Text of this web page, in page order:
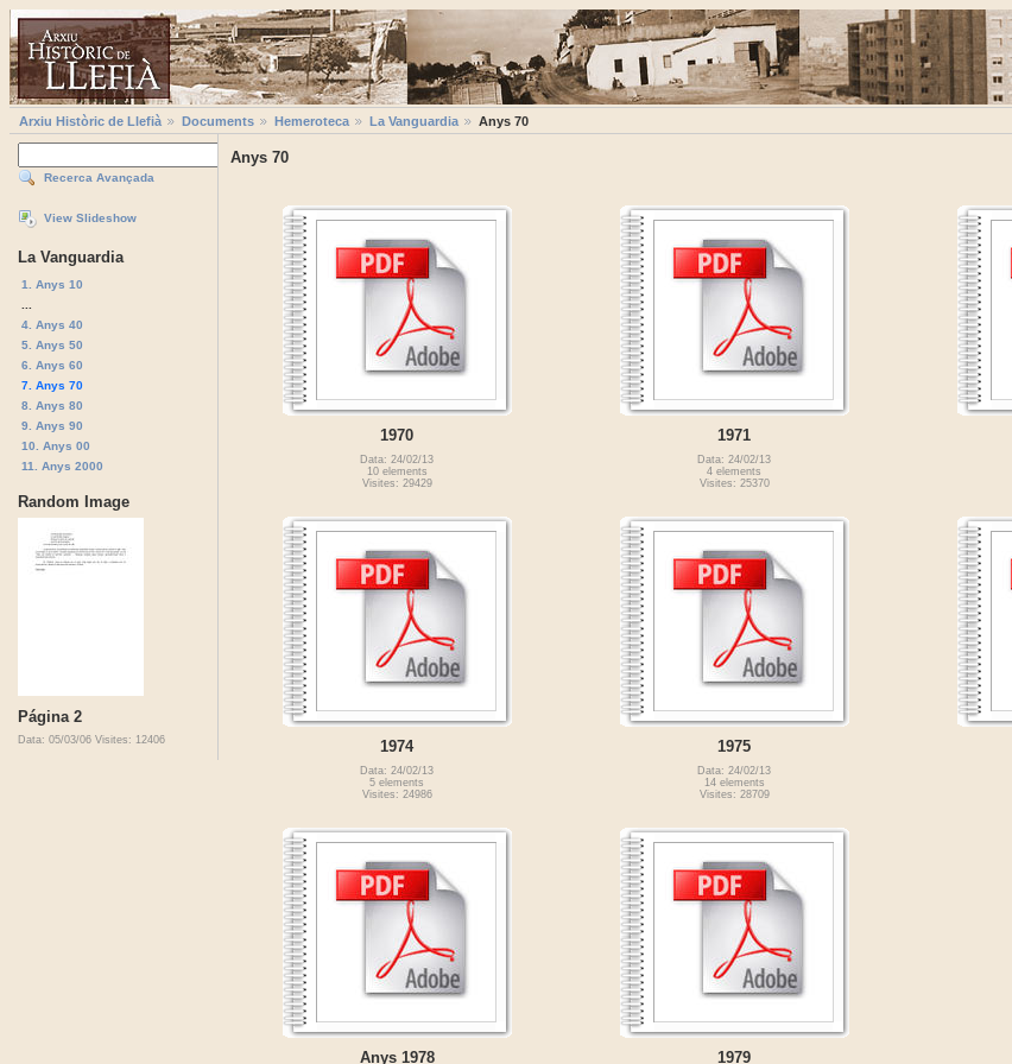
Arxiu Històric de Llefià Documents Hemeroteca La Vanguardia Anys 70
Recerca Avançada
View Slideshow
La Vanguardia
1. Anys 10
4. Anys 40
5. Anys 50
6. Anys 60
7. Anys 70
8. Anys 80
9. Anys 90
10. Anys 00
11. Anys 2000
Random Image
Página 2
Data: 05/03/06 Visites: 12406
Anys 70
1970
Data: 24/02/13
10 elements
Visites: 29429
1971
Data: 24/02/13
4 elements
Visites: 25370
1974
Data: 24/02/13
5 elements
Visites: 24986
1975
Data: 24/02/13
14 elements
Visites: 28709
Anys 1978 1979